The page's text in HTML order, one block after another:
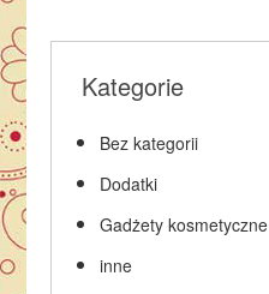
Kategorie
Bez kategorii
Dodatki
Gadżety kosmetyczne
inne